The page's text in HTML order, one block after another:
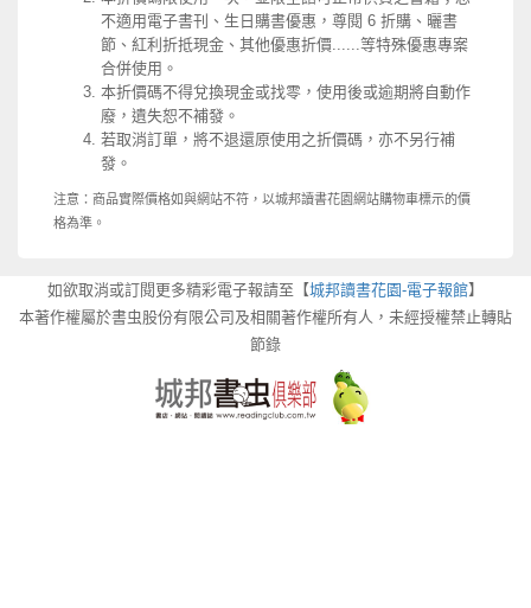
不適用電子書刊、生日購書優惠，尊閱 6 折購、曬書
節、紅利折抵現金、其他優惠折價......等特殊優惠專案
合併使用。
本折價碼不得兌換現金或找零，使用後或逾期將自動作
廢，遺失恕不補發。
若取消訂單，將不退還原使用之折價碼，亦不另行補
發。
注意：商品實際價格如與網站不符，以城邦讀書花園網站購物車標示的價
格為準。
如欲取消或訂閱更多精彩電子報請至【城邦讀書花園-電子報館】
本著作權屬於書虫股份有限公司及相關著作權所有人，未經授權禁止轉貼
節錄